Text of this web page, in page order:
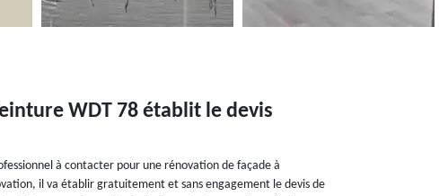
WDT 78 établit le devis
à contacter pour une rénovation de façade à
il va établir gratuitement et sans engagement le devis de